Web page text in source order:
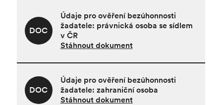
Údaje pro ověření bezúhonnosti
žadatele: právnická osoba se sídlem
v ČR
Stáhnout dokument
DOC
Údaje pro ověření bezúhonnosti
žadatele: zahraniční osoba
Stáhnout dokument
DOC